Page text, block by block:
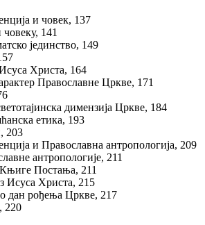
и човек, 137
141
јединство, 149
Христа, 164
Православне Цркве, 171
димензија Цркве, 184
етика, 193
203
и Православна антропологија, 209
антропологије, 211
Постања, 211
Исуса Христа, 215
дан рођења Цркве, 217
220